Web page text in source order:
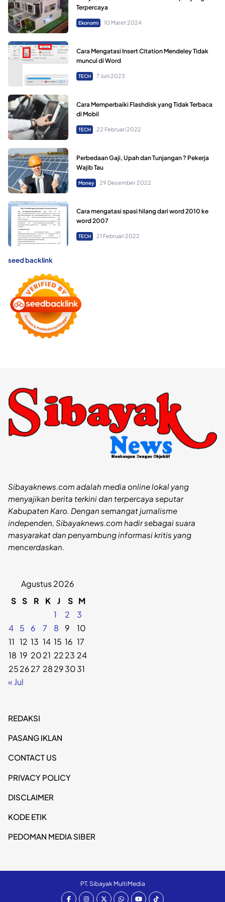
Terpercaya
Ekonomi 10 Maret 2024
Cara Mengatasi Insert Citation Mendeley Tidak
muncul di Word
TECH 7 Juni 2023
Cara Memperbaiki Flashdisk yang Tidak Terbaca
di Mobil
TECH 22 Februari 2022
Perbedaan Gaji, Upah dan Tunjangan ? Pekerja
Wajib Tau
Money 29 Desember 2022
Cara mengatasi spasi hilang dari word 2010 ke
word 2007
TECH 21 Februari 2022
seed backlink
Sibayaknews.com adalah media online lokal yang
menyajikan berita terkini dan terpercaya seputar
Kabupaten Karo. Dengan semangat jurnalisme
independen, Sibayaknews.com hadir sebagai suara
masyarakat dan penyambung informasi kritis yang
mencerdaskan.
Agustus 2026
S S R K J S M
1
2
3
4
5 6 7 8 9
10
11 12 13 14 15 16 17
18 19 2021 2223 24
252627 28293031
« Jul
REDAKSI
PASANG IKLAN
CONTACT US
PRIVACY POLICY
DISCLAIMER
KODE ETIK
PEDOMAN MEDIA SIBER
PT. Sibayak MultiMedia